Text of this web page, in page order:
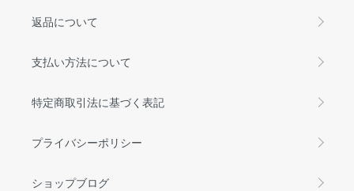
返品について
支払い方法について
特定商取引法に基づく表記
プライバシーポリシー
ショップブログ